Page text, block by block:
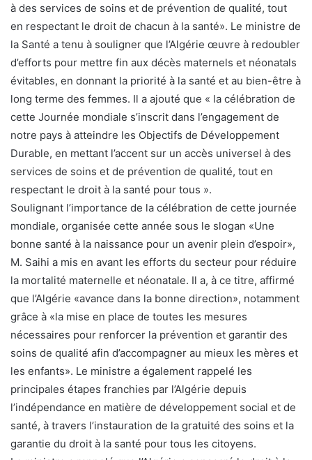
à des services de soins et de prévention de qualité, tout
en respectant le droit de chacun à la santé». Le ministre de
la Santé a tenu à souligner que l’Algérie œuvre à redoubler
d’efforts pour mettre fin aux décès maternels et néonatals
évitables, en donnant la priorité à la santé et au bien-être à
long terme des femmes. Il a ajouté que « la célébration de
cette Journée mondiale s’inscrit dans l’engagement de
notre pays à atteindre les Objectifs de Développement
Durable, en mettant l’accent sur un accès universel à des
services de soins et de prévention de qualité, tout en
respectant le droit à la santé pour tous ».
Soulignant l’importance de la célébration de cette journée
mondiale, organisée cette année sous le slogan «Une
bonne santé à la naissance pour un avenir plein d’espoir»,
M. Saihi a mis en avant les efforts du secteur pour réduire
la mortalité maternelle et néonatale. Il a, à ce titre, affirmé
que l’Algérie «avance dans la bonne direction», notamment
grâce à «la mise en place de toutes les mesures
nécessaires pour renforcer la prévention et garantir des
soins de qualité afin d’accompagner au mieux les mères et
les enfants». Le ministre a également rappelé les
principales étapes franchies par l’Algérie depuis
l’indépendance en matière de développement social et de
santé, à travers l’instauration de la gratuité des soins et la
garantie du droit à la santé pour tous les citoyens.